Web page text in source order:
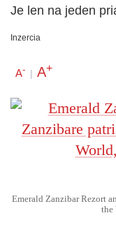
Je len na jeden
Inzercia
A- | A+
Emerald Zanzibar Rezort
the